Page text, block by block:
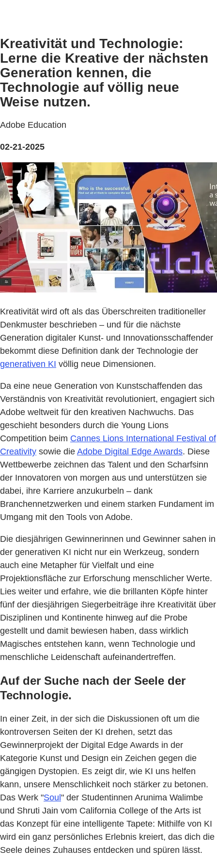
Kreativität und Technologie:
Lerne die Kreative der nächsten
Generation kennen, die
Technologie auf völlig neue
Weise nutzen.
Adobe Education
02-21-2025
Kreativität wird oft als das Überschreiten traditioneller
Denkmuster beschrieben – und für die nächste
Generation digitaler Kunst- und Innovationsschaffender
bekommt diese Definition dank der Technologie der
generativen KI völlig neue Dimensionen.
Da eine neue Generation von Kunstschaffenden das
Verständnis von Kreativität revolutioniert, engagiert sich
Adobe weltweit für den kreativen Nachwuchs. Das
geschieht besonders durch die Young Lions
Competition beim Cannes Lions International Festival of
Creativity sowie die Adobe Digital Edge Awards. Diese
Wettbewerbe zeichnen das Talent und den Scharfsinn
der Innovatoren von morgen aus und unterstützen sie
dabei, ihre Karriere anzukurbeln – dank
Branchennetzwerken und einem starken Fundament im
Umgang mit den Tools von Adobe.
Die diesjährigen Gewinnerinnen und Gewinner sahen in
der generativen KI nicht nur ein Werkzeug, sondern
auch eine Metapher für Vielfalt und eine
Projektionsfläche zur Erforschung menschlicher Werte.
Lies weiter und erfahre, wie die brillanten Köpfe hinter
fünf der diesjährigen Siegerbeiträge ihre Kreativität über
Disziplinen und Kontinente hinweg auf die Probe
gestellt und damit bewiesen haben, dass wirklich
Magisches entstehen kann, wenn Technologie und
menschliche Leidenschaft aufeinandertreffen.
Auf der Suche nach der Seele der
Technologie.
In einer Zeit, in der sich die Diskussionen oft um die
kontroversen Seiten der KI drehen, setzt das
Gewinnerprojekt der Digital Edge Awards in der
Kategorie Kunst und Design ein Zeichen gegen die
gängigen Dystopien. Es zeigt dir, wie KI uns helfen
kann, unsere Menschlichkeit noch stärker zu betonen.
Das Werk "Soul" der Studentinnen Arunima Walimbe
und Shruti Jain vom California College of the Arts ist
das Konzept für eine intelligente Tapete: Mithilfe von KI
wird ein ganz persönliches Erlebnis kreiert, das dich die
Seele deines Zuhauses entdecken und spüren lässt.